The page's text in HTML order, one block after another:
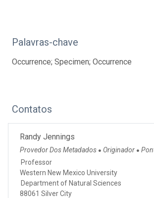
Palavras-chave
Occurrence; Specimen; Occurrence
Contatos
Randy Jennings
Provedor Dos Metadados ● Originador ●
Professor
Western New Mexico University
Department of Natural Sciences
88061 Silver City